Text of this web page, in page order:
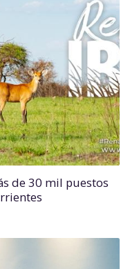
de 30 mil puestos